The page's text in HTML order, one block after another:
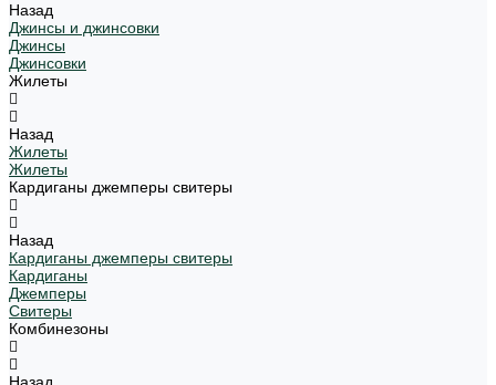
Назад
Джинсы и джинсовки
Джинсы
Джинсовки
Жилеты
Назад
Жилеты
Жилеты
Кардиганы джемперы свитеры
Назад
Кардиганы джемперы свитеры
Кардиганы
Джемперы
Свитеры
Комбинезоны